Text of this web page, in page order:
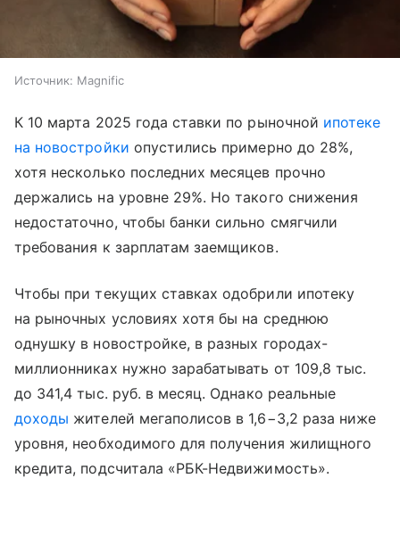
Источник: Magnific
К 10 марта 2025 года ставки по рыночной ипотеке
на новостройки опустились примерно до 28%,
хотя несколько последних месяцев прочно
держались на уровне 29%. Но такого снижения
недостаточно, чтобы банки сильно смягчили
требования к зарплатам заемщиков.
Чтобы при текущих ставках одобрили ипотеку
на рыночных условиях хотя бы на среднюю
однушку в новостройке, в разных городах-
миллионниках нужно зарабатывать от 109,8 тыс.
до 341,4 тыс. руб. в месяц. Однако реальные
доходы жителей мегаполисов в 1,6−3,2 раза ниже
уровня, необходимого для получения жилищного
кредита, подсчитала «РБК-Недвижимость».